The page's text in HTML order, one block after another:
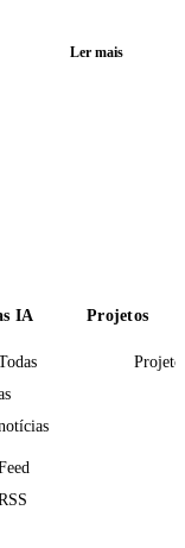
Ler mais
IA Projetos